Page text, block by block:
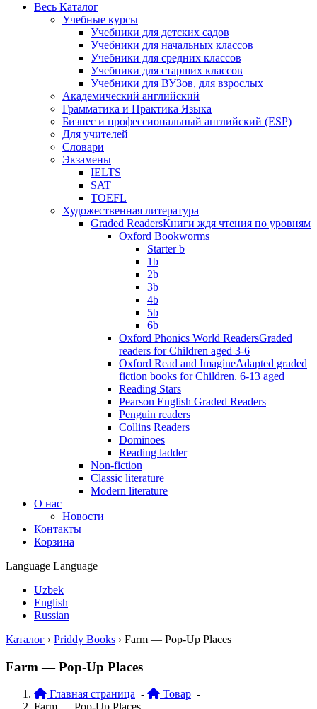
Весь Каталог
Учебные курсы
Учебники для детских садов
Учебники для начальных классов
Учебники для средних классов
Учебники для старших классов
Учебники для ВУЗов, для взрослых
Академический английский
Грамматика и Практика Языка
Бизнес и профессиональный английский (ESP)
Для учителей
Словари
Экзамены
IELTS
SAT
TOEFL
Художественная литература
Graded ReadersКниги ждя чтения по уровням
Oxford Bookworms
Starter b
1b
2b
3b
4b
5b
6b
Oxford Phonics World ReadersGraded
readers for Children aged 3-6
Oxford Read and ImagineAdapted graded
fiction books for Children. 6-13 aged
Reading Stars
Pearson English Graded Readers
Penguin readers
Collins Readers
Dominoes
Reading ladder
Non-fiction
Classic literature
Modern literature
О нас
Новости
Контакты
Корзина
Language Language
Uzbek
English
Russian
Каталог › Priddy Books › Farm — Pop-Up Places
Farm — Pop-Up Places
Главная страница - Товар -